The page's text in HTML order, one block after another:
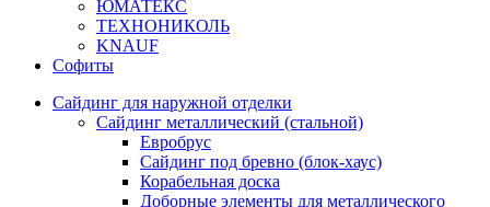
ЮМАТЕКС
ТЕХНОНИКОЛЬ
KNAUF
Софиты
Сайдинг для наружной отделки
Сайдинг металлический (стальной)
Евробрус
Сайдинг под бревно (блок-хаус)
Корабельная доска
Доборные элементы для металлического